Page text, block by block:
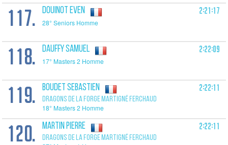
117. DOUINOT Even
28° Seniors Homme
2:21:17
118. DAUFFY Samuel
17° Masters 2 Homme
2:22:09
119. BOUDET Sebastien
DRAGONS DE LA FORGE MARTIGNÉ FERCHAUD
18° Masters 2 Homme
2:22:11
120. MARTIN Pierre
DRAGONS DE LA FORGE MARTIGNÉ FERCHAUD
2:22:11